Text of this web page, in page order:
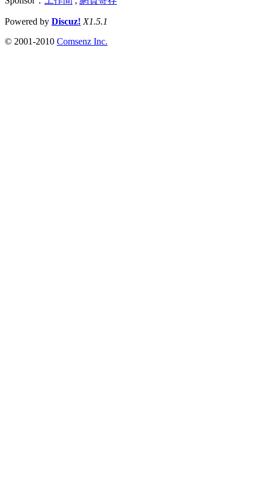
Powered by Discuz! X1.5.1
© 2001-2010 Comsenz Inc.